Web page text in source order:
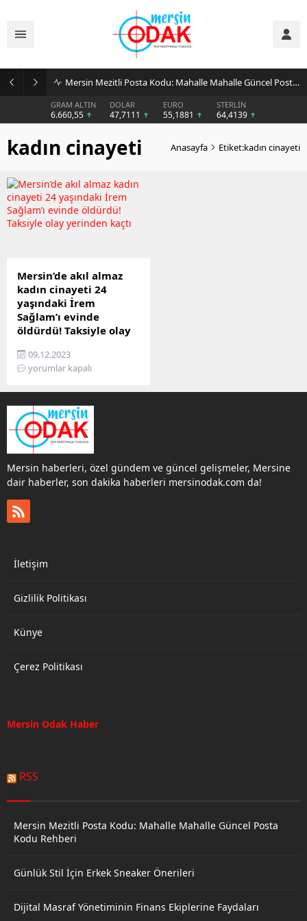
Mersin Mezitli Posta Kodu: Mahalle Mahalle Güncel Posta Kodu Rehberi
GRAM ALTIN
6.660,55
DOLAR
47,7111
EURO
55,1881
STERLİN
64,4139
kadın cinayeti Anasayfa Etiket:kadın cinayeti
Mersin’de akıl almaz
kadın cinayeti 24
yaşındaki İrem
Sağlam’ı evinde
öldürdü! Taksiyle olay
Mersin’in merkez Akdeniz
ilçesine bağlı Kiremithane
bir genç kızın annesinin
yanında evde öldürüldüğü
cinayet haberi bilgisi
geldi. EVİNE GİDİP
TARTIŞMAYA BAŞLAMIŞ İlk
edindiğimiz bilgilere
dayanarak iddiaya göre,
sabah erken saatlerde
İrem Sağlam’ın (24) evine
nedenle kız arkadaşıyla...
09.12.2023
yorumlar kapalı
Mersin haberleri, özel gündem ve güncel gelişmeler, Mersine
dair haberler, son dakika haberleri mersinodak.com da!
İletişim
Gizlilik Politikası
Künye
Çerez Politikası
Mersin Odak Haber
RSS
Mersin Mezitli Posta Kodu: Mahalle Mahalle Güncel Posta
Kodu Rehberi
Günlük Stil İçin Erkek Sneaker Önerileri
Dijital Masraf Yönetiminin Finans Ekiplerine Faydaları